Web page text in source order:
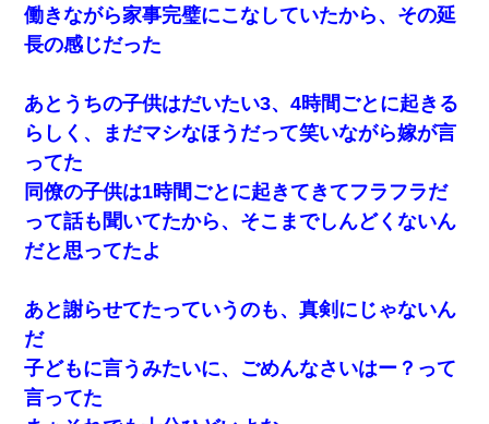
働きながら家事完璧にこなしていたから、その延
長の感じだった
あとうちの子供はだいたい3、4時間ごとに起きる
らしく、まだマシなほうだって笑いながら嫁が言
ってた
同僚の子供は1時間ごとに起きてきてフラフラだ
って話も聞いてたから、そこまでしんどくないん
だと思ってたよ
あと謝らせてたっていうのも、真剣にじゃないん
だ
子どもに言うみたいに、ごめんなさいはー？って
言ってた